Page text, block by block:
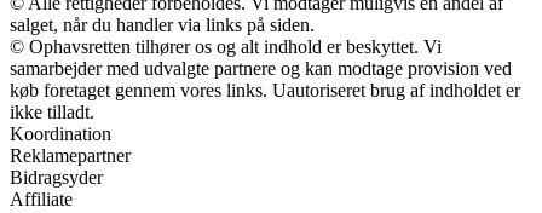
salget, når du handler via links på siden.
© Ophavsretten tilhører os og alt indhold er beskyttet. Vi
samarbejder med udvalgte partnere og kan modtage provision ved
køb foretaget gennem vores links. Uautoriseret brug af indholdet er
ikke tilladt.
Koordination
Reklamepartner
Bidragsyder
Affiliate